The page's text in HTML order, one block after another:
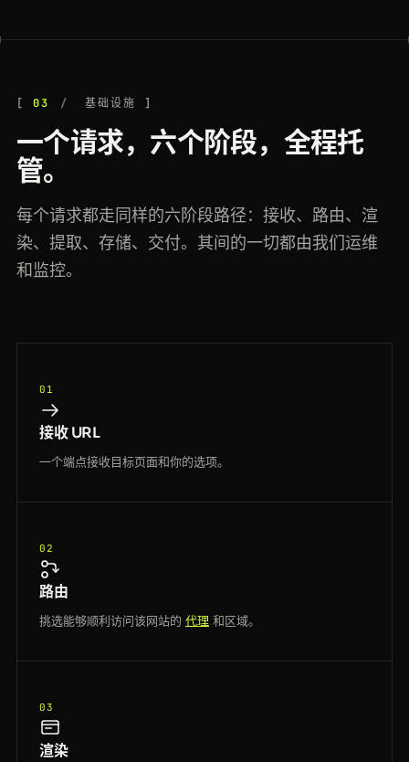
03 基础设施
一个请求，六个阶段，全程托
管。
每个请求都走同样的六阶段路径：接收、路由、渲
染、提取、存储、交付。其间的一切都由我们运维
和监控。
01
接收 URL
一个端点接收目标页面和你的选项。
02
路由
挑选能够顺利访问该网站的 代理 和区域。
03
渲染